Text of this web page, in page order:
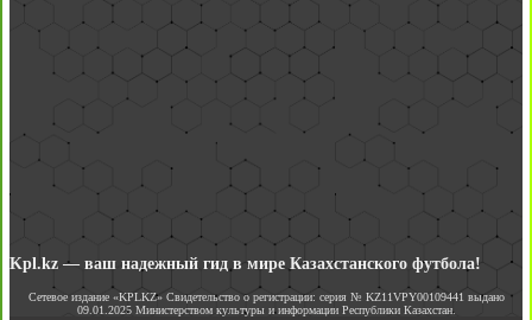
Kpl.kz — ваш надежный гид в мире Казахстанского футбола!
Сетевое издание «KPLKZ» Свидетельство о регистрации: серия № KZ11VPY00109441 выдано
09.01.2025 Министерством культуры и информации Республики Казахстан.